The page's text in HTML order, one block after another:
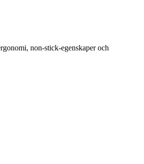
non-stick-egenskaper och